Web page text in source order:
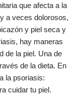
que afecta a la
a veces dolorosos,
y piel seca y
hay maneras
de la piel. Una de
de la dieta. En
la psoriasis:
cuidar tu piel.